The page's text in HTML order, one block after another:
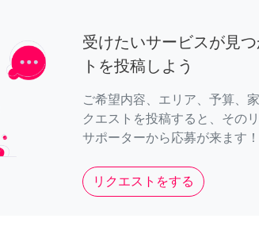
受けたいサービスが見
トを投稿しよう
ご希望内容、エリア、予算、
クエストを投稿すると、その
サポーターから応募が来ます！
リクエストをする